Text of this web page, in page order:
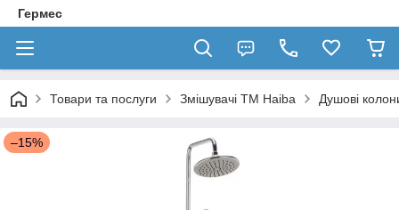
Гермес
Товари та послуги Змішувачі ТМ Haiba Душові
–15%